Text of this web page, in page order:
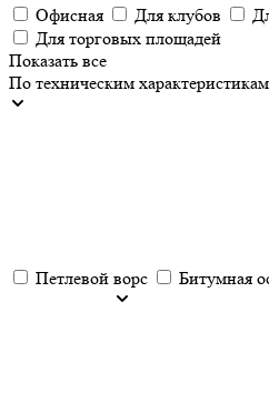
Офисная Для клубов
Для торговых площадей
Показать все
По техническим характеристикам
Петлевой ворс Битумная